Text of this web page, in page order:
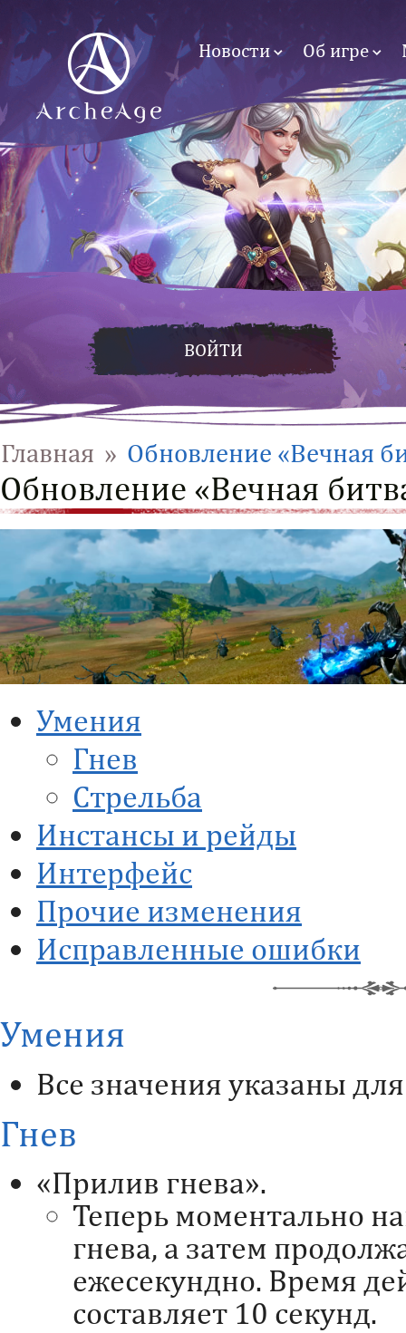
Новости Об игре
ВОЙТИ
Главная » Обновление «Вечная
Обновление «Вечная
Умения
Гнев
Стрельба
Инстансы и рейды
Интерфейс
Прочие изменения
Исправленные ошибки
Умения
Все значения указаны
Гнев
«Прилив гнева».
Теперь моментально
гнева, а затем
ежесекундно. Время
составляет 10 секунд.